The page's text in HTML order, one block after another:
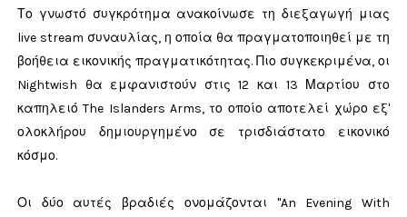
Το γνωστό συγκρότημα ανακοίνωσε τη διεξαγωγή μιας
live stream συναυλίας, η οποία θα πραγματοποιηθεί με τη
βοήθεια εικονικής πραγματικότητας. Πιο συγκεκριμένα, οι
Nightwish θα εμφανιστούν στις 12 και 13 Μαρτίου στο
καπηλειό The Islanders Arms, το οποίο αποτελεί χώρο εξ'
ολοκλήρου δημιουργημένο σε τρισδιάστατο εικονικό
κόσμο.
Οι δύο αυτές βραδιές ονομάζονται "An Evening With